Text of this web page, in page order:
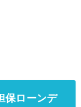
保ローンデ